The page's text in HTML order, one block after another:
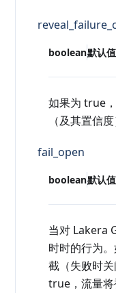
boolean默认
如果为 true
（及其置信
fail_open
boolean默认
当对 Lakera
时时的行为
截（失败时
true，流量